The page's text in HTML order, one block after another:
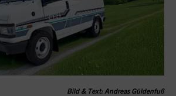
Bild & Text: Andreas Güldenfuß